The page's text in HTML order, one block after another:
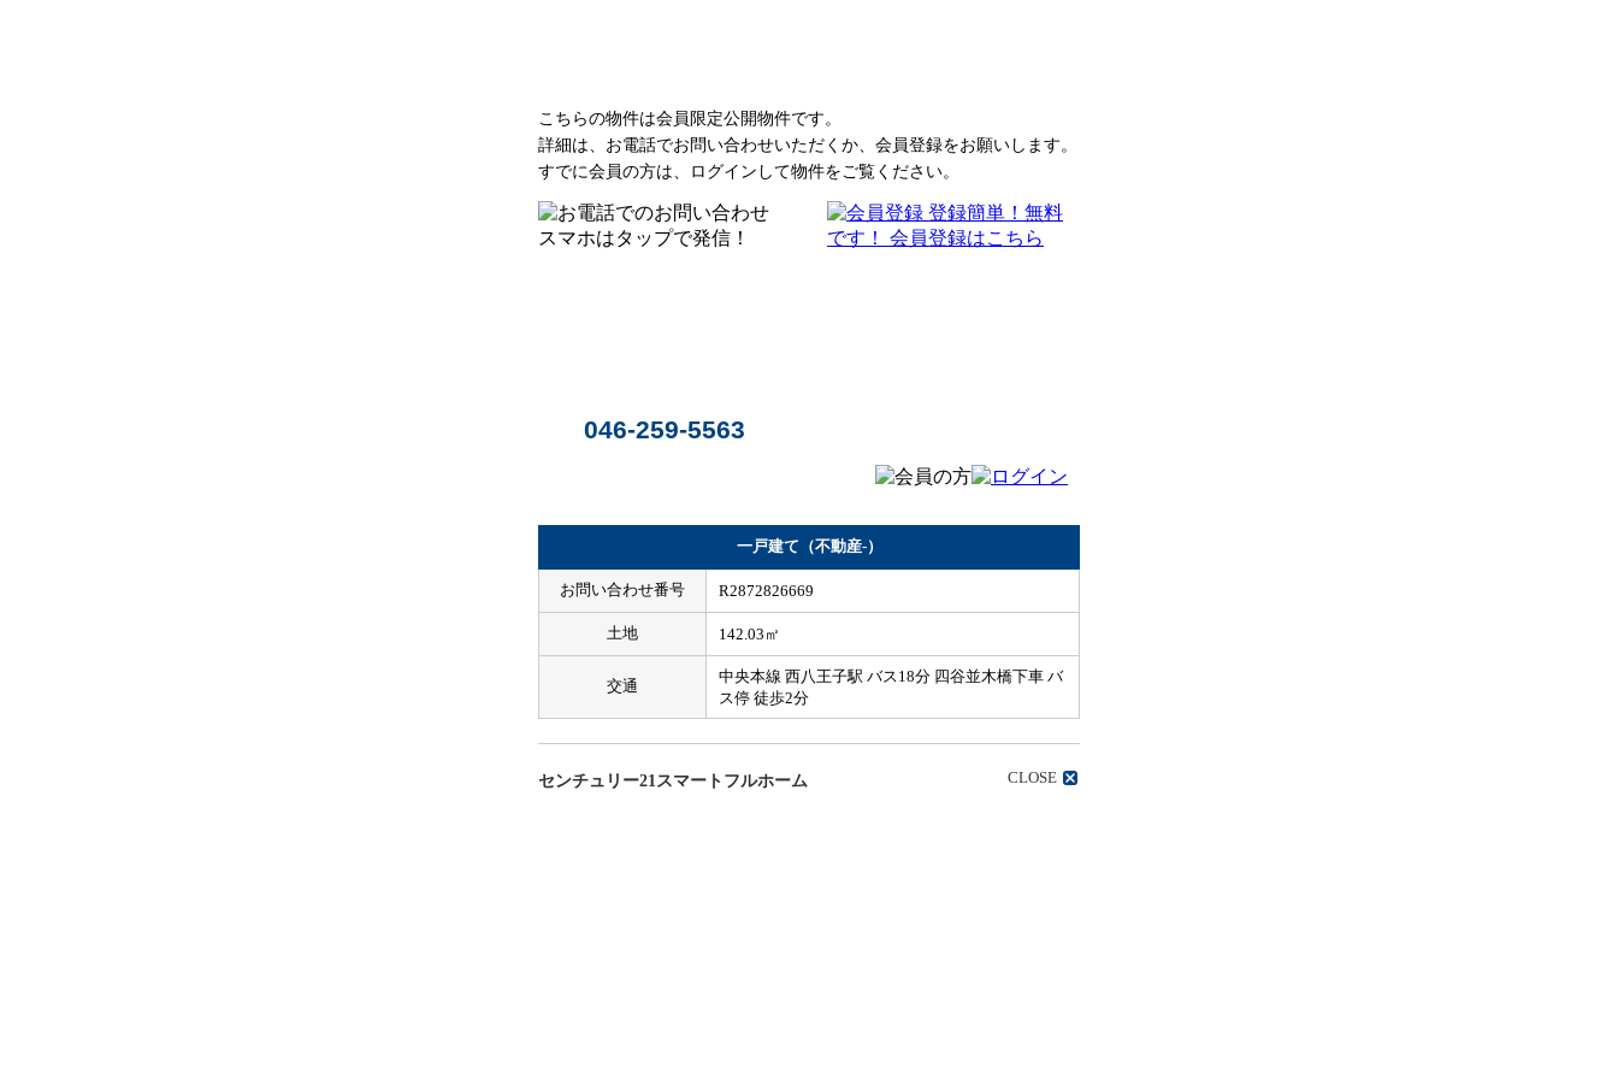
こちらの物件は会員限定公開物件です。
詳細は、お電話でお問い合わせいただくか、会員登録をお願いします。
すでに会員の方は、ログインして物件をご覧ください。
046-259-5563
一戸建て（不動産-）
お問い合わせ番号 R2872826669
土地 142.03㎡
交通
中央本線 西八王子駅 バス18分 四谷並木橋下車 バ
ス停 徒歩2分
センチュリー21スマートフルホーム CLOSE